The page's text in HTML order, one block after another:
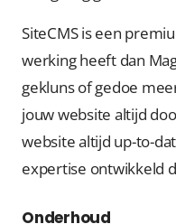
SiteCMS is een
werking heeft dan
gekluns of gedoe
jouw website altijd
website altijd up-to-
expertise ontwikkeld
Onderhoud